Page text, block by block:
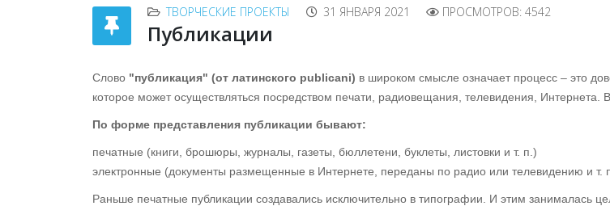
ТВОРЧЕСКИЕ ПРОЕКТЫ 31 ЯНВАРЯ 2021 ПРОСМОТРОВ: 4542
Публикации
Слово "публикация" (от латинского publicani) в широком смысле означает процесс – это
которое может осуществляться посредством печати, радиовещания, телевидения, Интернета.
По форме представления публикации бывают:
печатные (книги, брошюры, журналы, газеты, бюллетени, буклеты, листовки и т. п.)
электронные (документы размещенные в Интернете, переданы по радио или телевидению и т.
Раньше печатные публикации создавались исключительно в типографии. И этим занималась